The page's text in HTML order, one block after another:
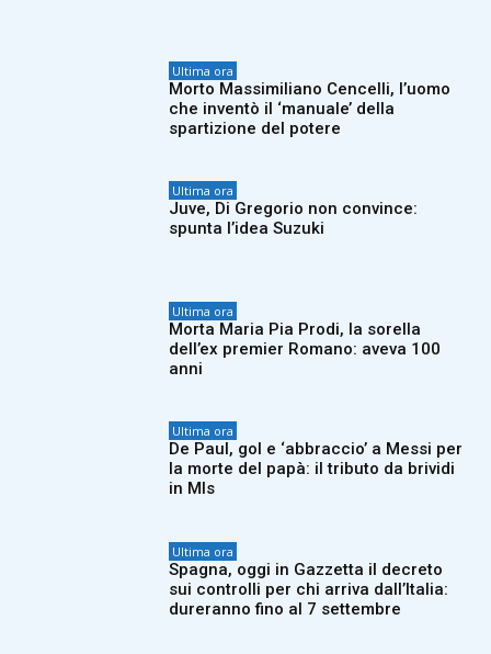
Ultima ora
Morto Massimiliano Cencelli, l’uomo
che inventò il ‘manuale’ della
spartizione del potere
Ultima ora
Juve, Di Gregorio non convince:
spunta l’idea Suzuki
Ultima ora
Morta Maria Pia Prodi, la sorella
dell’ex premier Romano: aveva 100
anni
Ultima ora
De Paul, gol e ‘abbraccio’ a Messi per
la morte del papà: il tributo da brividi
in Mls
Ultima ora
Spagna, oggi in Gazzetta il decreto
sui controlli per chi arriva dall’Italia:
dureranno fino al 7 settembre